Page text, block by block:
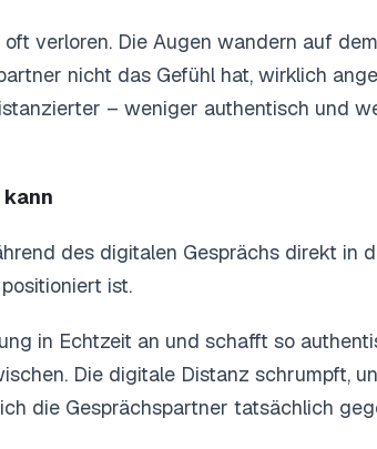
verloren. Die Augen wandern auf dem
nicht das Gefühl hat, wirklich
– weniger authentisch und
des digitalen Gesprächs direkt in
ist.
in Echtzeit an und schafft so
Die digitale Distanz schrumpft,
die Gesprächspartner tatsächlich